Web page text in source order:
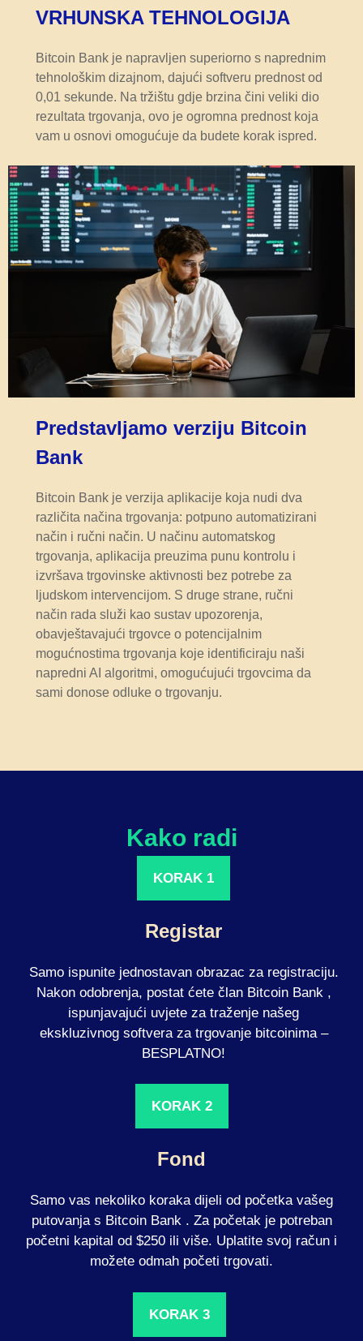
VRHUNSKA TEHNOLOGIJA
Bitcoin Bank je napravljen superiorno s naprednim
tehnološkim dizajnom, dajući softveru prednost od
0,01 sekunde. Na tržištu gdje brzina čini veliki dio
rezultata trgovanja, ovo je ogromna prednost koja
vam u osnovi omogućuje da budete korak ispred.
Predstavljamo verziju Bitcoin
Bank
Bitcoin Bank je verzija aplikacije koja nudi dva
različita načina trgovanja: potpuno automatizirani
način i ručni način. U načinu automatskog
trgovanja, aplikacija preuzima punu kontrolu i
izvršava trgovinske aktivnosti bez potrebe za
ljudskom intervencijom. S druge strane, ručni
način rada služi kao sustav upozorenja,
obavještavajući trgovce o potencijalnim
mogućnostima trgovanja koje identificiraju naši
napredni AI algoritmi, omogućujući trgovcima da
sami donose odluke o trgovanju.
Kako radi
KORAK 1
Registar
Samo ispunite jednostavan obrazac za registraciju.
Nakon odobrenja, postat ćete član Bitcoin Bank ,
ispunjavajući uvjete za traženje našeg
ekskluzivnog softvera za trgovanje bitcoinima –
BESPLATNO!
KORAK 2
Fond
Samo vas nekoliko koraka dijeli od početka vašeg
putovanja s Bitcoin Bank . Za početak je potreban
početni kapital od $250 ili više. Uplatite svoj račun i
možete odmah početi trgovati.
KORAK 3